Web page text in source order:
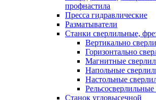
профнастила
Пресса гидравлические
Разматыватели
Станки сверлильные,
Вертикально
Горизонтально
Магнитные
Напольные
Настольные
Рельсосверлильные
Станок угловысечной